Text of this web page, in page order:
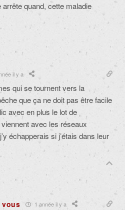
quand, cette maladie
il y a
qui se tournent vers la
que ça ne doit pas être facile
avec en plus le lot de
avec les réseaux
échapperais si j’étais dans leur
vous 1 année il y a